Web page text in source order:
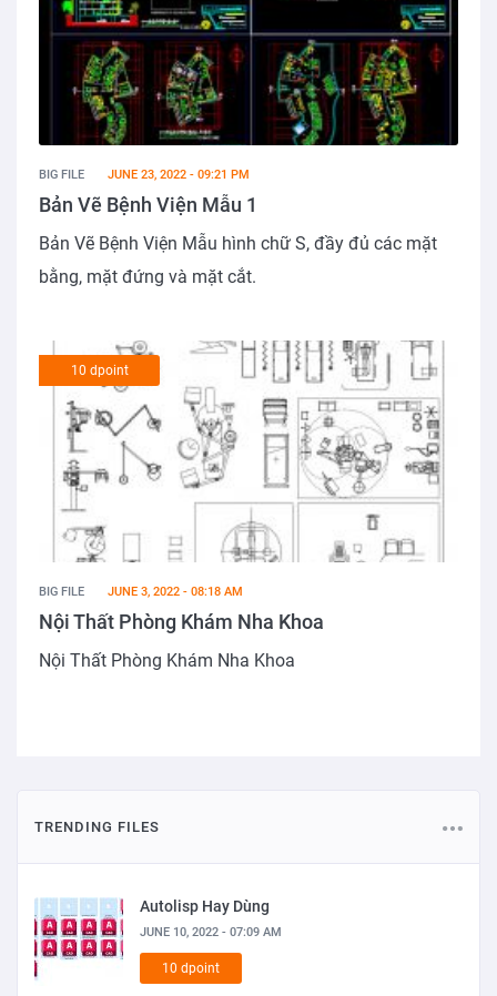
BIG FILE JUNE 23, 2022 - 09:21 PM
Bản Vẽ Bệnh Viện Mẫu 1
Bản Vẽ Bệnh Viện Mẫu hình chữ S, đầy đủ các mặt
bằng, mặt đứng và mặt cắt.
10 dpoint
BIG FILE JUNE 3, 2022 - 08:18 AM
Nội Thất Phòng Khám Nha Khoa
Nội Thất Phòng Khám Nha Khoa
TRENDING FILES
Autolisp Hay Dùng
JUNE 10, 2022 - 07:09 AM
10 dpoint